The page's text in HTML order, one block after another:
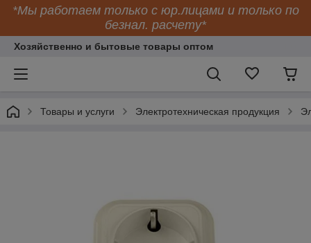
*Мы работаем только с юр.лицами и только по
безнал. расчету*
Хозяйственно и бытовые товары оптом
Товары и услуги Электротехническая продукция